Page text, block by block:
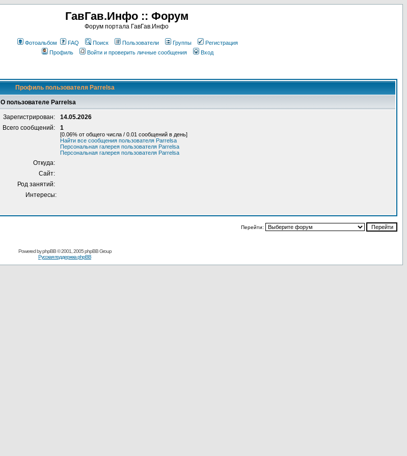
ГавГав.Инфо :: Форум
Форум портала ГавГав.Инфо
Фотоальбом FAQ Поиск Пользователи Группы
Регистрация
Профиль
Войти и проверить личные сообщения Вход
Профиль пользователя Parrelsa
О пользователе Parrelsa
Зарегистрирован:
14.05.2026
Всего сообщений:
1
[0.06% от общего числа / 0.01 сообщений в день]
Найти все сообщения пользователя Parrelsa
Персональная галерея пользователя Parrelsa
Персональная галерея пользователя Parrelsa
Откуда:
Сайт:
Род занятий:
Интересы:
Перейти:
Powered byphpBB© 2001, 2005 phpBB Group
Русская поддержка phpBB